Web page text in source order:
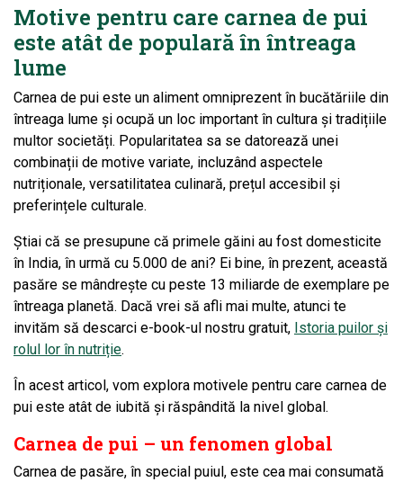
Motive pentru care carnea de pui
este atât de populară în întreaga
lume
Carnea de pui este un aliment omniprezent în bucătăriile din
întreaga lume și ocupă un loc important în cultura și tradițiile
multor societăți. Popularitatea sa se datorează unei
combinații de motive variate, incluzând aspectele
nutriționale, versatilitatea culinară, prețul accesibil și
preferințele culturale.
Știai că se presupune că primele găini au fost domesticite
în India, în urmă cu 5.000 de ani? Ei bine, în prezent, această
pasăre se mândrește cu peste 13 miliarde de exemplare pe
întreaga planetă. Dacă vrei să afli mai multe, atunci te
invităm să descarci e-book-ul nostru gratuit, Istoria puilor și
rolul lor în nutriție.
În acest articol, vom explora motivele pentru care carnea de
pui este atât de iubită și răspândită la nivel global.
Carnea de pui – un fenomen global
Carnea de pasăre, în special puiul, este cea mai consumată